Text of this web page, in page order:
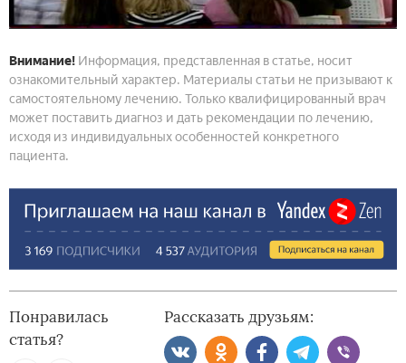
Внимание! Информация, представленная в статье, носит
ознакомительный характер. Материалы статьи не призывают к
самостоятельному лечению. Только квалифицированный врач
может поставить диагноз и дать рекомендации по лечению,
исходя из индивидуальных особенностей конкретного
пациента.
Понравилась
статья?
Рассказать друзьям: